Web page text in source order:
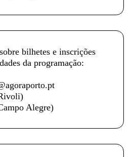
bilhetes e inscrições
da programação:
Alegre)